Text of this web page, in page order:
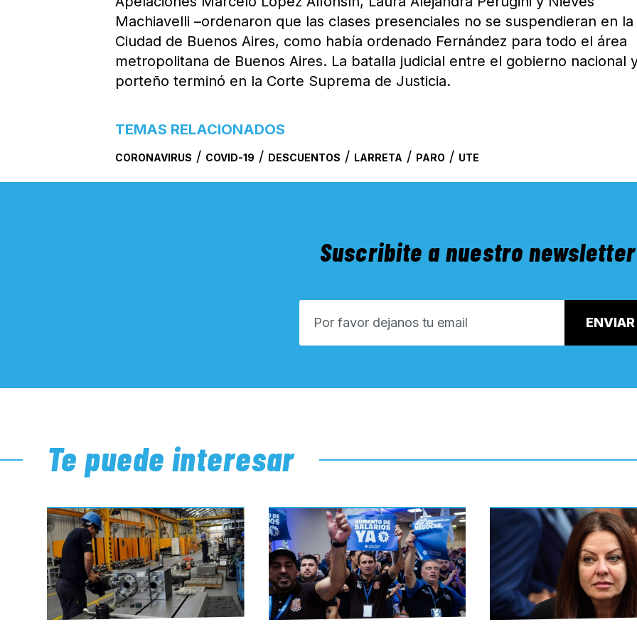
Machiavelli –ordenaron que las clases presenciales no se suspendieran en la
Ciudad de Buenos Aires, como había ordenado Fernández para todo el área
metropolitana de Buenos Aires. La batalla judicial entre el gobierno nacional
porteño terminó en la Corte Suprema de Justicia.
TEMAS RELACIONADOS
CORONAVIRUS / COVID-19 / DESCUENTOS / LARRETA / PARO / UTE
Suscribite a nuestro newsletter
Te puede interesar